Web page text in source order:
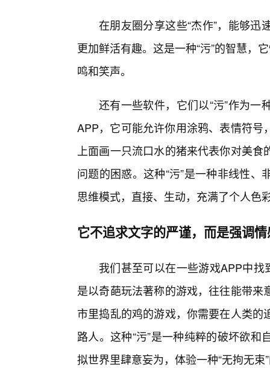
在朋友圈分享这些“杰作”，能够
更加鲜活有趣。这是一种“污”的智慧，
鸣和笑声。
还有一些软件，它们以“污”作为
APP，它可能允许你用涂鸦、表情符
上面画一只流口水的猪来代表你对美
问题的困惑。这种“污”是一种非线性
思维模式，直接、生动，充满了个人色
它不追求文字的严谨，而是强调
我们甚至可以在一些游戏APP中找
是以奇葩玩法著称的游戏，往往能带
市里捣乱的鸡的游戏，你需要在人类
路人。这种“污”是一种纯粹的破坏欲
拟世界里肆意妄为，体验一种“无拘无束